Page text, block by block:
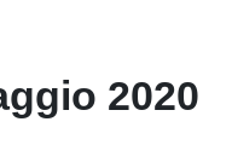
2020